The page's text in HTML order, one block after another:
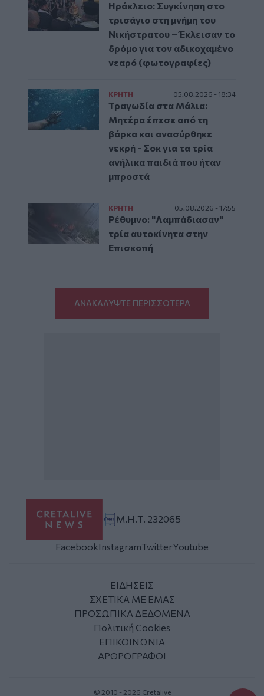
Ηράκλειο: Συγκίνηση στο
τρισάγιο στη μνήμη του
Νικήστρατου – Έκλεισαν το
δρόμο για τον αδικοχαμένο
νεαρό (φωτογραφίες)
ΚΡΗΤΗ 05.08.2026 - 18:34
Τραγωδία στα Μάλια:
Μητέρα έπεσε από τη
βάρκα και ανασύρθηκε
νεκρή - Σοκ για τα τρία
ανήλικα παιδιά που ήταν
μπροστά
ΚΡΗΤΗ 05.08.2026 - 17:55
Ρέθυμνο: "Λαμπάδιασαν"
τρία αυτοκίνητα στην
Επισκοπή
ΑΝΑΚΑΛΥΨΤΕ ΠΕΡΙΣΣΟΤΕΡΑ
Μ.Η.Τ. 232065
FacebookInstagramTwitterYoutube
ΕΙΔΗΣΕΙΣ
ΣΧΕΤΙΚΑ ΜΕ ΕΜΑΣ
ΠΡΟΣΩΠΙΚΑ ΔΕΔΟΜΕΝΑ
Πολιτική Cookies
ΕΠΙΚΟΙΝΩΝΙΑ
ΑΡΘΡΟΓΡΑΦΟΙ
© 2010 - 2026 Cretalive